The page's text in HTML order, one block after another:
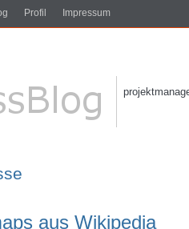
Profil Impressum
aus Wikipedia